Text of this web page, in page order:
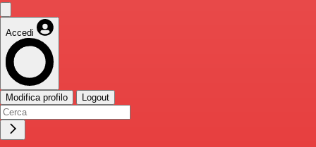
Accedi
Modifica profilo Logout